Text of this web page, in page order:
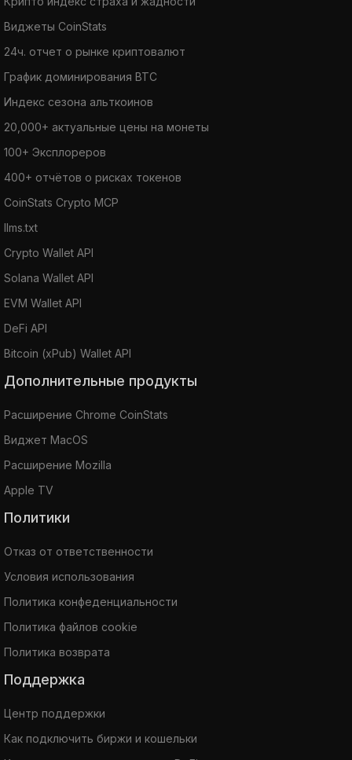
Виджеты CoinStats
24ч. отчет о рынке криптовалют
График доминирования BTC
Индекс сезона альткоинов
20,000+ актуальные цены на монеты
100+ Эксплореров
400+ отчётов о рисках токенов
CoinStats Crypto MCP
llms.txt
Crypto Wallet API
Solana Wallet API
EVM Wallet API
DeFi API
Bitcoin (xPub) Wallet API
Дополнительные продукты
Расширение Chrome CoinStats
Виджет MacOS
Расширение Mozilla
Apple TV
Политики
Отказ от ответственности
Условия использования
Политика конфеденциальности
Политика файлов cookie
Политика возврата
Поддержка
Центр поддержки
Как подключить биржи и кошельки